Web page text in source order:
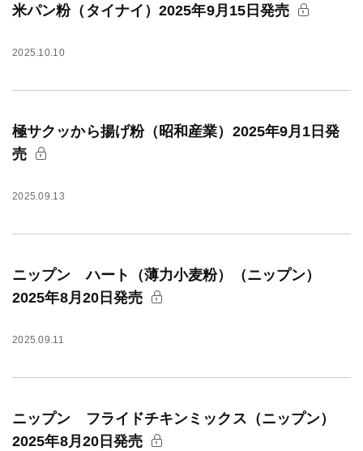
米パン粉（タイナイ）2025年9月15日発売
2025.10.10
極サクッから揚げ粉（昭和産業）2025年9月1日発
売
2025.09.13
ニップン ハート（薄力小麦粉）（ニップン）
2025年8月20日発売
2025.09.11
ニップン フライドチキンミックス（ニップン）
2025年8月20日発売